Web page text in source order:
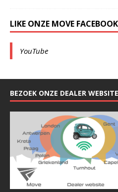
LIKE ONZE MOVE
YouTube
BEZOEK ONZE DEALER